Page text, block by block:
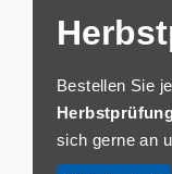
Bestellen Sie
sich gerne an